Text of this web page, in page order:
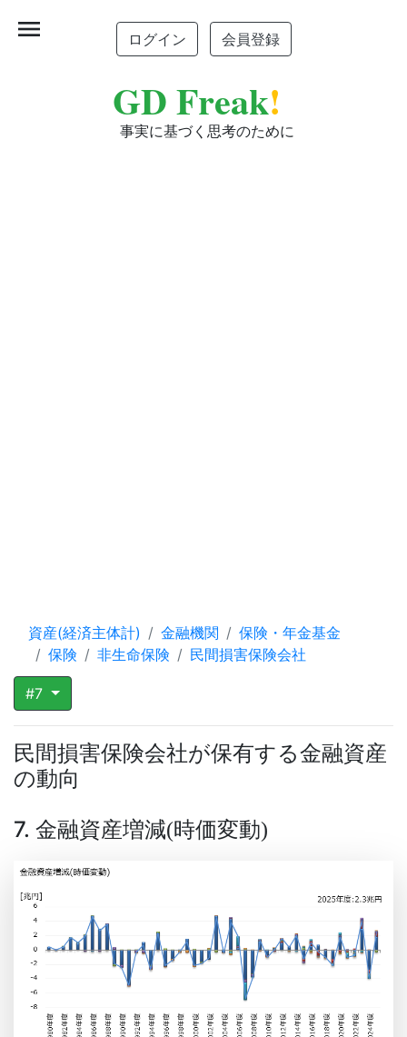
ログイン 会員登録
GD Freak!
事実に基づく思考のために
menu
資産(経済主体計) 金融機関
保険・年金基金
保険
非生命保険 民間損害保険会社
#7
民間損害保険会社が保有する金融資産
の動向
7. 金融資産増減(時価変動)